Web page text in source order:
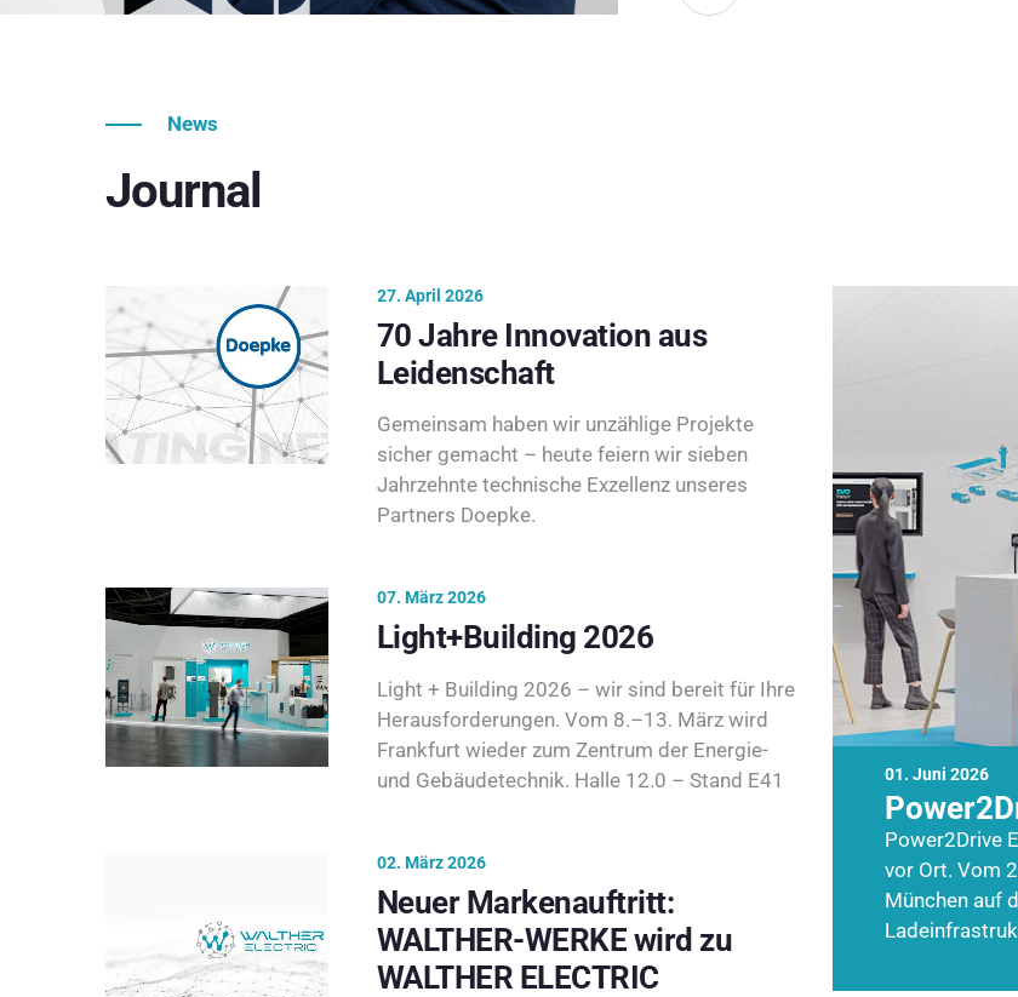
News
Journal
01. Juni 2026
Power2Drive
vor Ort. Vom
München auf
27. April 2026
70 Jahre Innovation aus
Leidenschaft
Gemeinsam haben wir unzählige Projekte
sicher gemacht – heute feiern wir sieben
Jahrzehnte technische Exzellenz unseres
Partners Doepke.
07. März 2026
Light+Building 2026
Light + Building 2026 – wir sind bereit für Ihre
Herausforderungen. Vom 8.–13. März wird
Frankfurt wieder zum Zentrum der Energie-
und Gebäudetechnik. Halle 12.0 – Stand E41
02. März 2026
Neuer Markenauftritt:
WALTHER-WERKE wird zu
WALTHER ELECTRIC